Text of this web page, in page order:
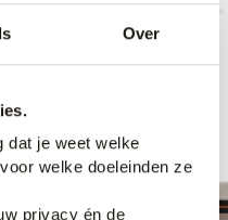
Over
dat je weet welke
welke doeleinden ze
privacy én de